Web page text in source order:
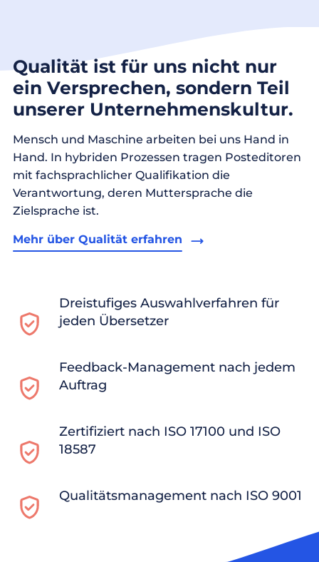
Qualität ist für uns nicht nur
ein Versprechen, sondern Teil
unserer Unternehmenskultur.
Mensch und Maschine arbeiten bei uns Hand in
Hand. In hybriden Prozessen tragen Posteditoren
mit fachsprachlicher Qualifikation die
Verantwortung, deren Muttersprache die
Zielsprache ist.
Mehr über Qualität erfahren
Dreistufiges Auswahlverfahren für
jeden Übersetzer
Feedback-Management nach jedem
Auftrag
Zertifiziert nach ISO 17100 und ISO
18587
Qualitätsmanagement nach ISO 9001